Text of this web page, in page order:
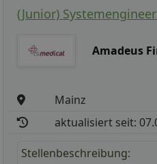
(Junior)
Amadeus
Mainz
aktualisiert seit:
Stellenbeschreibung: